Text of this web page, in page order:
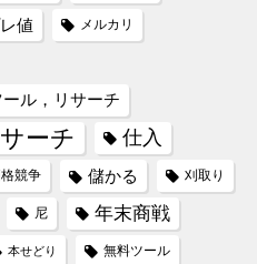
値 メルカリ
ル，リサーチ
ーチ 仕入
競争 儲かる 刈取り
尼 年末商戦
本せどり 無料ツール